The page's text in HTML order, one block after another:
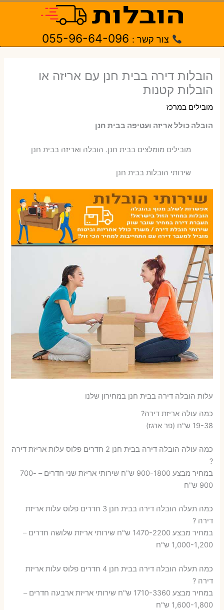
צור קשר : 055-96-64-096
הובלות דירה בבית חנן עם אריזה או
הובלות קטנות
מובילים במרכז
הובלה כולל אריזה ועטיפה בבית חנן
‫מובילים מומלצים בבית חנן. הובלה ואריזה בבית חנן
שירותי הובלות בבית חנן
עלות הובלה דירה בבית חנן במחירון שלנו
כמה עולה אריזת דירה​?
19-38 ש"ח (פר ארגז)
כמה עולה הובלה דירה בבית חנן 2 חדרים פלוס עלות אריזת דירה
?
במחיר מבצע 900-1800 ש"ח שירותי אריזת שני חדרים – 700-
900 ש"ח
כמה תעלה הובלה דירה בבית חנן 3 חדרים פלוס עלות אריזת
דירה ?
במחיר מבצע 1470-2200 ש"ח שירותי אריזת שלושה חדרים –
1,000-1,200 ש"ח
כמה תעלה הובלה דירה בבית חנן 4 חדרים פלוס עלות אריזת
דירה ?
במחיר מבצע 1710-3360 ש"ח שירותי אריזת ארבעה חדרים –
1,600-1,800 ש"ח